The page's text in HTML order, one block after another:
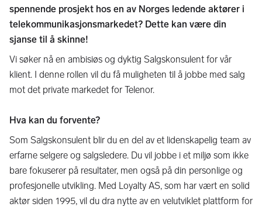
spennende prosjekt hos en av Norges ledende aktører i
telekommunikasjonsmarkedet? Dette kan være din
sjanse til å skinne!
Vi søker nå en ambisiøs og dyktig Salgskonsulent for vår
klient. I denne rollen vil du få muligheten til å jobbe med salg
mot det private markedet for Telenor.
Hva kan du forvente?
Som Salgskonsulent blir du en del av et lidenskapelig team av
erfarne selgere og salgsledere. Du vil jobbe i et miljø som ikke
bare fokuserer på resultater, men også på din personlige og
profesjonelle utvikling. Med Loyalty AS, som har vært en solid
aktør siden 1995, vil du dra nytte av en velutviklet plattform for